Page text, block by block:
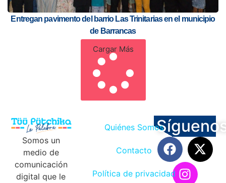
Entregan pavimento del barrio Las Trinitarias en el municipio
de Barrancas
Cargar Más
Somos un
medio de
comunicación
digital que le
Quiénes Somos
Contacto
Política de privacidad